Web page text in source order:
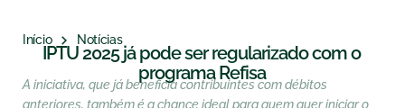
Início Notícias
IPTU 2025 já pode ser regularizado com o
programa Refisa
A iniciativa, que já beneficia contribuintes com débitos
anteriores, também é a chance ideal para quem quer iniciar o